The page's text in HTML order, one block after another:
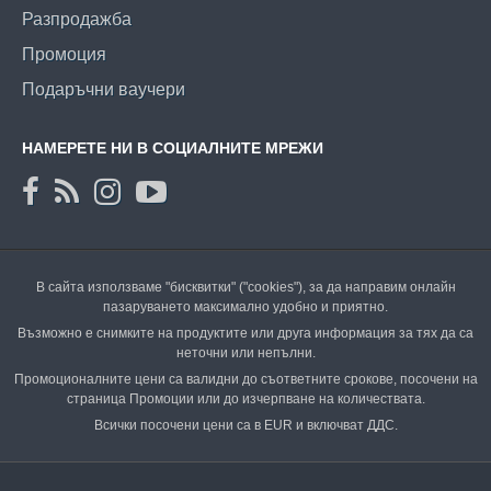
Разпродажба
Промоция
Подаръчни ваучери
НАМЕРЕТЕ НИ В СОЦИАЛНИТЕ МРЕЖИ
В сайта използваме "бисквитки" ("cookies"), за да направим онлайн
пазаруването максимално удобно и приятно.
Възможно е снимките на продуктите или друга информация за тях да са
неточни или непълни.
Промоционалните цени са валидни до съответните срокове, посочени на
страница Промоции или до изчерпване на количествата.
Всички посочени цени са в EUR и включват ДДС.